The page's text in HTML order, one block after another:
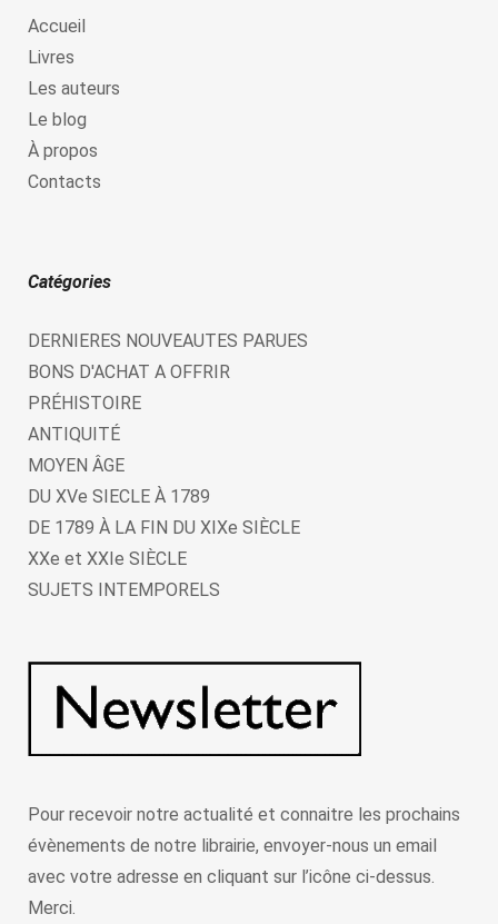
Accueil
Livres
Les auteurs
Le blog
À propos
Contacts
Catégories
DERNIERES NOUVEAUTES PARUES
BONS D'ACHAT A OFFRIR
PRÉHISTOIRE
ANTIQUITÉ
MOYEN ÂGE
DU XVe SIECLE À 1789
DE 1789 À LA FIN DU XIXe SIÈCLE
XXe et XXIe SIÈCLE
SUJETS INTEMPORELS
Pour recevoir notre actualité et connaitre les prochains
évènements de notre librairie, envoyer-nous un email
avec votre adresse en cliquant sur l’icône ci-dessus.
Merci.